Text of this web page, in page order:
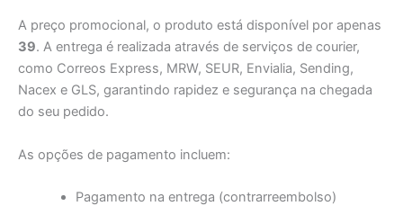
A preço promocional, o produto está disponível por apenas
39. A entrega é realizada através de serviços de courier,
como Correos Express, MRW, SEUR, Envialia, Sending,
Nacex e GLS, garantindo rapidez e segurança na chegada
do seu pedido.
As opções de pagamento incluem:
Pagamento na entrega (contrarreembolso)